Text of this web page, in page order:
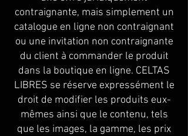
contraignante, mais simplement un
catalogue en ligne non contraignant
ou une invitation non contraignante
du client à commander le produit
dans la boutique en ligne. CELTAS
LIBRES se réserve expressément le
droit de modifier les produits eux-
mêmes ainsi que le contenu, tels
que les images, la gamme, les prix